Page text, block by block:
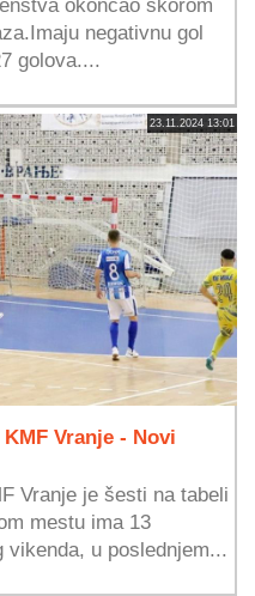
okončao skorom
negativnu gol
golova....
23.11.2024 13:01
Vranje - Novi
Vranje je šesti na tabeli
mestu ima 13
vikenda, u poslednjem...